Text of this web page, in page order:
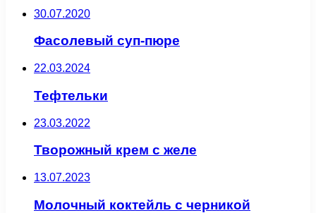
30.07.2020
Фасолевый суп-пюре
22.03.2024
Тефтельки
23.03.2022
Творожный крем с желе
13.07.2023
Молочный коктейль с черникой